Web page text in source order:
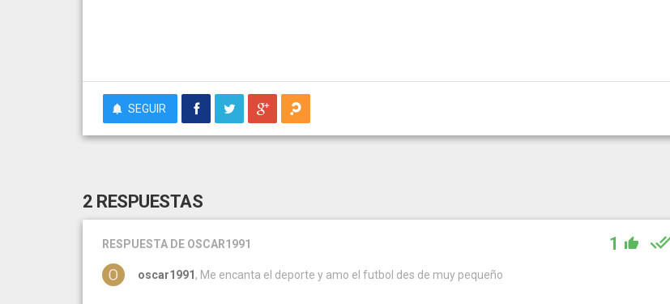
SEGUIR
2 RESPUESTAS
RESPUESTA DE OSCAR1991 1
oscar1991 , Me encanta el deporte y amo el futbol des de muy pequeño